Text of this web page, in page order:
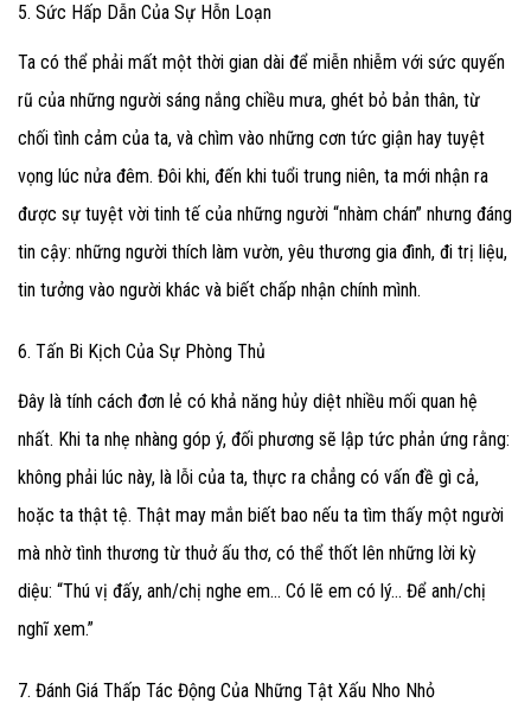
5. Sức Hấp Dẫn Của Sự Hỗn Loạn
Ta có thể phải mất một thời gian dài để miễn nhiễm với sức quyến
rũ của những người sáng nắng chiều mưa, ghét bỏ bản thân, từ
chối tình cảm của ta, và chìm vào những cơn tức giận hay tuyệt
vọng lúc nửa đêm. Đôi khi, đến khi tuổi trung niên, ta mới nhận ra
được sự tuyệt vời tinh tế của những người “nhàm chán” nhưng đáng
tin cậy: những người thích làm vườn, yêu thương gia đình, đi trị liệu,
tin tưởng vào người khác và biết chấp nhận chính mình.
6. Tấn Bi Kịch Của Sự Phòng Thủ
Đây là tính cách đơn lẻ có khả năng hủy diệt nhiều mối quan hệ
nhất. Khi ta nhẹ nhàng góp ý, đối phương sẽ lập tức phản ứng rằng:
không phải lúc này, là lỗi của ta, thực ra chẳng có vấn đề gì cả,
hoặc ta thật tệ. Thật may mắn biết bao nếu ta tìm thấy một người
mà nhờ tình thương từ thuở ấu thơ, có thể thốt lên những lời kỳ
diệu: “Thú vị đấy, anh/chị nghe em… Có lẽ em có lý… Để anh/chị
nghĩ xem.”
7. Đánh Giá Thấp Tác Động Của Những Tật Xấu Nho Nhỏ